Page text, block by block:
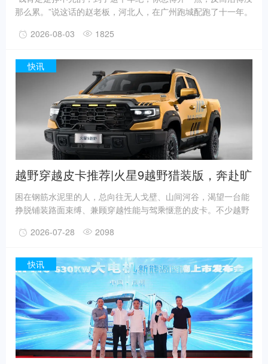
那么累。”说这话的赵老板，河北人，在广州跑城配跑了十一年。
货源，不盲目跑平台内卷，收工后最惬意的时光，就是隔着屏幕
打工强，也多了一份难得的自由。初到广州，赵师傅最头疼的就
是限行。“广州好多地方都限行，你不知道哪条路几点能走，一个
不小心几百就没了，一天白干。”好在有个干物流的亲戚手把手带
他跑了半年，把路线和政策全摸透了，他才自己买
2026-08-03 1825
快讯
越野穿越皮卡推荐|火星9越野猎装版，奔赴旷
野的全能伙伴
困在钢筋水泥里的人，总向往无人戈壁、山间河谷，渴望一台能
挣脱铺装路面束缚、兼顾穿越性能与驾乘惬意的皮卡。不少越野
满分答卷——福田火星9越野猎装版，以行业首创48V柴油混动与
选。混动强芯，征服全路况征途动力是穿越路上最硬核的底气。
火星9越野猎装版搭载行业独一份48V柴油混合动力，传承百年康
明斯动力底蕴，搭配久经市场验证的采埃孚8AT变速箱，低转速
就能迸发充沛扭矩，电机加持弥补了柴油车涡轮
2026-07-28 2098
快讯